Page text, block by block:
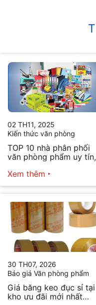
02 TH11, 2025
Kiến thức văn phòng
TOP 10 nhà phân phối
văn phòng phẩm uy tín,
Xem thêm
30 TH07, 2026
Báo giá Văn phòng phẩm
Giá băng keo đục sỉ tại
kho ưu đãi mới nhất